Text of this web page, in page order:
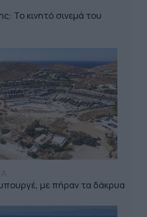
Το κινητό σινεμά του
με πήραν τα δάκρυα